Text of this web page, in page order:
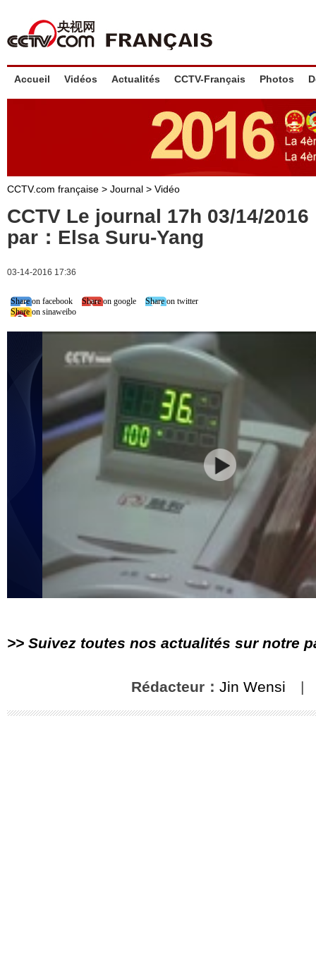
Accueil Vidéos Actualités CCTV-Français Photos
CCTV.com française > Journal > Vidéo
CCTV Le journal 17h 03/14/
par：Elsa Suru-Yang
03-14-2016 17:36
Share on facebook Share on google
Share on twitter
Share on sinaweibo
>> Suivez toutes nos actualités sur notre
Rédacteur： Jin Wensi